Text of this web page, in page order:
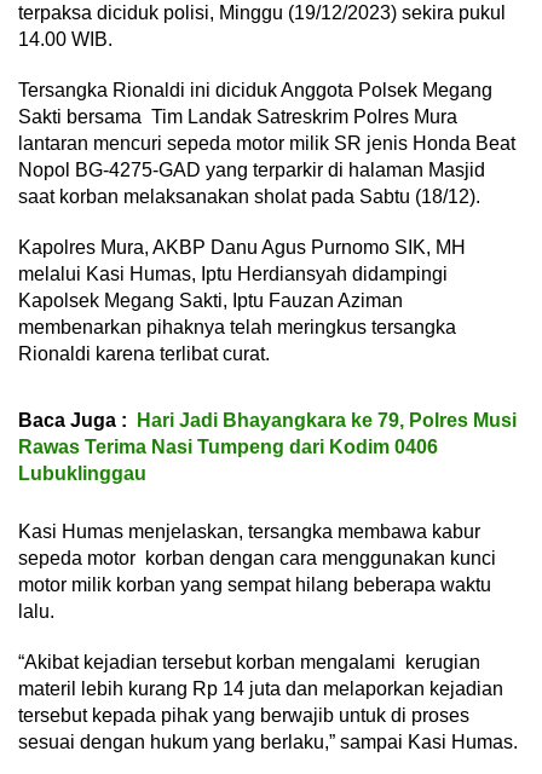
terpaksa diciduk polisi, Minggu (19/12/2023) sekira pukul
14.00 WIB.
Tersangka Rionaldi ini diciduk Anggota Polsek Megang
Sakti bersama Tim Landak Satreskrim Polres Mura
lantaran mencuri sepeda motor milik SR jenis Honda Beat
Nopol BG-4275-GAD yang terparkir di halaman Masjid
saat korban melaksanakan sholat pada Sabtu (18/12).
Kapolres Mura, AKBP Danu Agus Purnomo SIK, MH
melalui Kasi Humas, Iptu Herdiansyah didampingi
Kapolsek Megang Sakti, Iptu Fauzan Aziman
membenarkan pihaknya telah meringkus tersangka
Rionaldi karena terlibat curat.
Baca Juga :
Hari Jadi Bhayangkara ke 79, Polres Musi
Rawas Terima Nasi Tumpeng dari Kodim 0406
Lubuklinggau
Kasi Humas menjelaskan, tersangka membawa kabur
sepeda motor korban dengan cara menggunakan kunci
motor milik korban yang sempat hilang beberapa waktu
lalu.
“Akibat kejadian tersebut korban mengalami kerugian
materil lebih kurang Rp 14 juta dan melaporkan kejadian
tersebut kepada pihak yang berwajib untuk di proses
sesuai dengan hukum yang berlaku,” sampai Kasi Humas.